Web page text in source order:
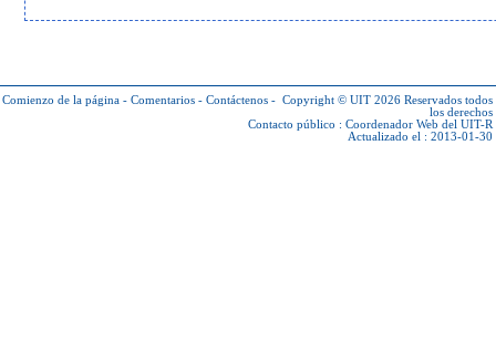
Comienzo de la página - Comentarios - Contáctenos - Copyright © UIT 2026 Reservados todos
los derechos
Contacto público : Coordenador Web del UIT-R
Actualizado el : 2013-01-30